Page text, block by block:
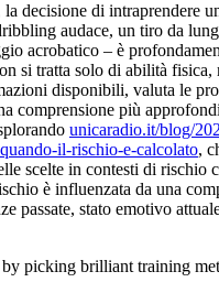
decisione di intraprendere
audace, un tiro da
acrobatico – è
si tratta solo di abilità fisica,
disponibili, valuta le
comprensione più
unicaradio.it/blog/
il-rischio-e-calcolato,
scelte in contesti di rischio
è influenzata da una
passate, stato emotivo